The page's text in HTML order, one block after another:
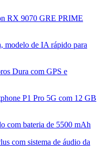
RX 9070 GRE PRIME
modelo de IA rápido para
Dura com GPS e
P1 Pro 5G com 12 GB
com bateria de 5500 mAh
com sistema de áudio da